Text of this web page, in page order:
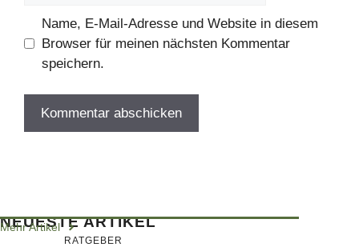
Name, E-Mail-Adresse und Website in diesem
Browser für meinen nächsten Kommentar
speichern.
NEUESTE ARTIKEL
Mehr Artikel
RATGEBER